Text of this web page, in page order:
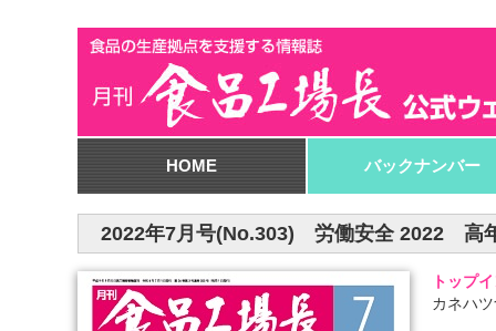
HOME バックナンバー
2022年7月号(No.303) 労働安全 2022 高
トップ
カネハ